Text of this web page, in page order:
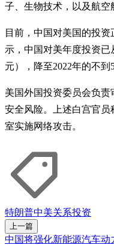
子、生物技术，以及航空
目前，中国对美国的投
示，中国对美年度投资已
元），降至2022年的不到
美国外国投资委员会负
安全风险。上述白宫官
室实施网络攻击。
特朗普中美关系投资
上一篇
中国将强化新能源汽车动